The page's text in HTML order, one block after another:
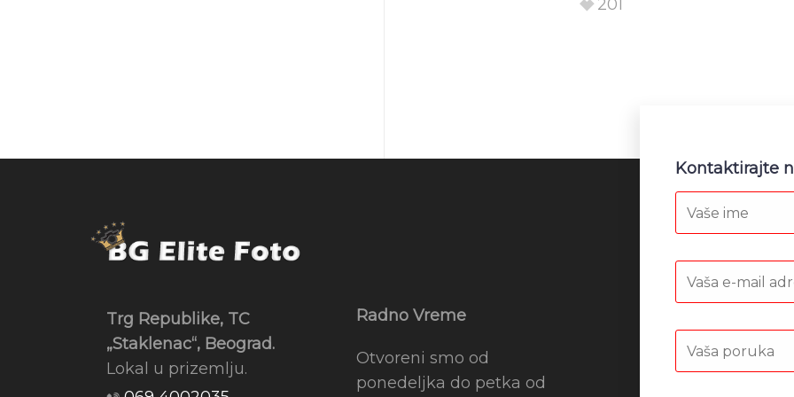
201
Trg Republike, TC
„Staklenac“, Beograd.
Lokal u prizemlju.
Radno Vreme
Otvoreni smo od
ponedeljka do petka od
Kontaktirajte